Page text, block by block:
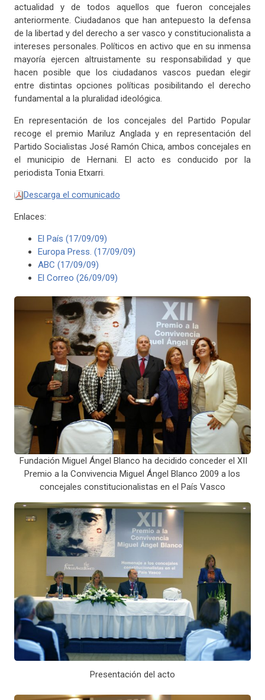
actualidad y de todos aquellos que fueron concejales
anteriormente. Ciudadanos que han antepuesto la defensa
de la libertad y del derecho a ser vasco y constitucionalista a
intereses personales. Políticos en activo que en su inmensa
mayoría ejercen altruistamente su responsabilidad y que
hacen posible que los ciudadanos vascos puedan elegir
entre distintas opciones políticas posibilitando el derecho
fundamental a la pluralidad ideológica.
En representación de los concejales del Partido Popular
recoge el premio Mariluz Anglada y en representación del
Partido Socialistas José Ramón Chica, ambos concejales en
el municipio de Hernani. El acto es conducido por la
periodista Tonia Etxarri.
Descarga el comunicado
Enlaces:
El País (17/09/09)
Europa Press. (17/09/09)
ABC (17/09/09)
El Correo (26/09/09)
Fundación Miguel Ángel Blanco ha decidido conceder el XII
Premio a la Convivencia Miguel Ángel Blanco 2009 a los
concejales constitucionalistas en el País Vasco
Presentación del acto